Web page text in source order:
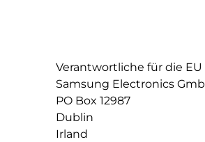
Verantwortliche für die EU
Samsung Electronics
PO Box 12987
Dublin
Irland